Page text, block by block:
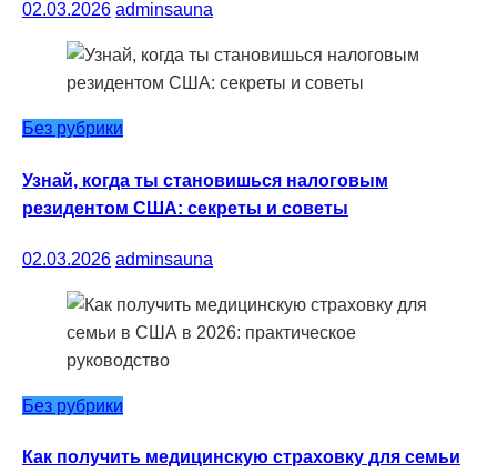
02.03.2026 adminsauna
Без рубрики
Узнай, когда ты становишься налоговым
резидентом США: секреты и советы
02.03.2026 adminsauna
Без рубрики
Как получить медицинскую страховку для семьи